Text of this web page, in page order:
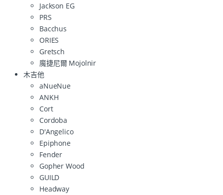
Jackson EG
PRS
Bacchus
ORIES
Gretsch
魔捷尼爾 Mojolnir
木吉他
aNueNue
ANKH
Cort
Cordoba
D'Angelico
Epiphone
Fender
Gopher Wood
GUILD
Headway